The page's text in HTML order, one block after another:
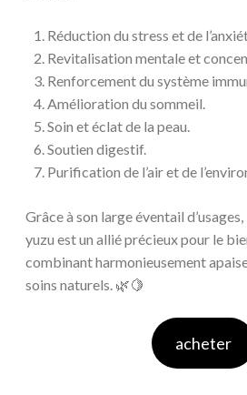
Réduction du stress et de
Revitalisation mentale et
Renforcement du système
Amélioration du sommeil.
Soin et éclat de la peau.
Soutien digestif.
Purification de l’air et de
Grâce à son large éventail
yuzu est un allié précieux pour le
combinant harmonieusement
soins naturels. 🌿🍋
acheter